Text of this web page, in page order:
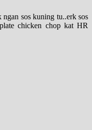
sos kuning tu..erk sos
chicken chop kat HR